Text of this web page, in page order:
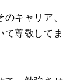
キャリア、
て尊敬してま